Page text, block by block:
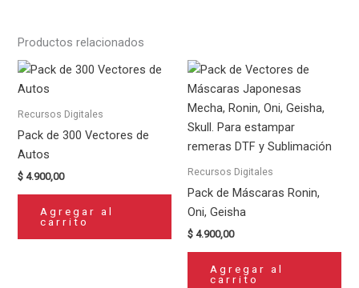
Productos relacionados
Recursos Digitales
Pack de 300 Vectores de
Autos
$ 4.900,00
Agregar al
carrito
Recursos Digitales
Pack de Máscaras Ronin,
Oni, Geisha
$ 4.900,00
Agregar al
carrito